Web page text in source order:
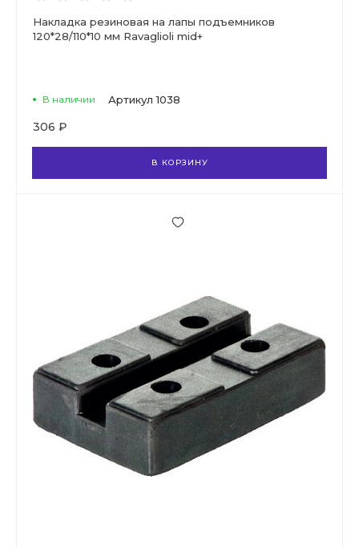
Накладка резиновая на лапы подъемников
120*28/110*10 мм Ravaglioli mid+
В наличии Артикул 1038
306 ₽
В КОРЗИНУ